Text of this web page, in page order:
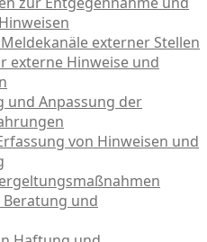
externer Stellen
externe Hinweise und
und Anpassung der
von Hinweisen und
und